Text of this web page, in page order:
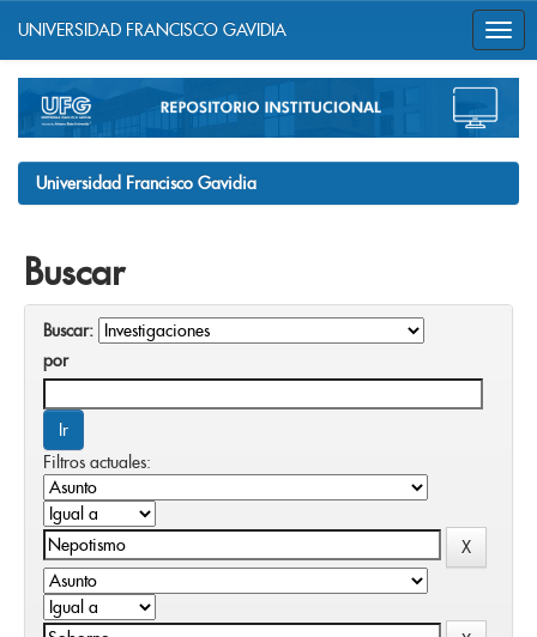
navigation
UNIVERSIDAD FRANCISCO GAVIDIA
Universidad Francisco Gavidia
Buscar
Buscar:
por
Filtros actuales: